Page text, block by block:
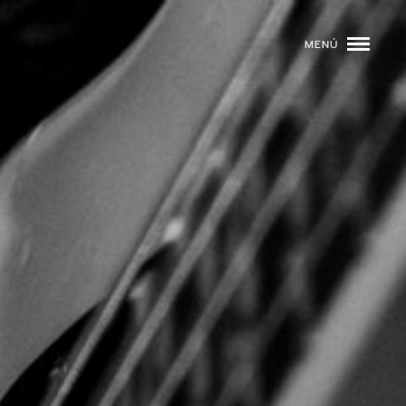
MENÚ
02 DJS
EVENTOS